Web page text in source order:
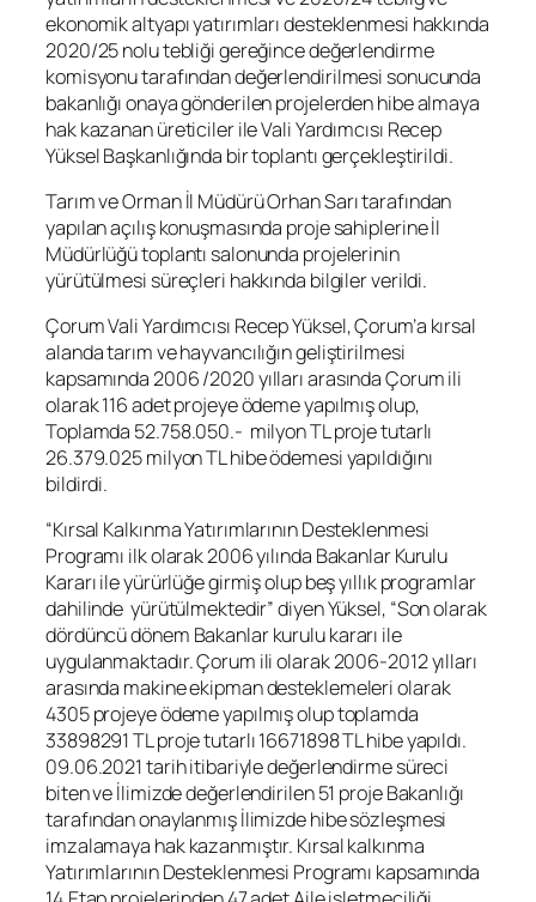
ekonomik altyapı yatırımları desteklenmesi hakkında
2020/25 nolu tebliği gereğince değerlendirme
komisyonu tarafından değerlendirilmesi sonucunda
bakanlığı onaya gönderilen projelerden hibe almaya
hak kazanan üreticiler ile Vali Yardımcısı Recep
Yüksel Başkanlığında bir toplantı gerçekleştirildi.
Tarım ve Orman İl Müdürü Orhan Sarı tarafından
yapılan açılış konuşmasında proje sahiplerine İl
Müdürlüğü toplantı salonunda projelerinin
yürütülmesi süreçleri hakkında bilgiler verildi.
Çorum Vali Yardımcısı Recep Yüksel, Çorum’a kırsal
alanda tarım ve hayvancılığın geliştirilmesi
kapsamında 2006 /2020 yılları arasında Çorum ili
olarak 116 adet projeye ödeme yapılmış olup,
Toplamda 52.758.050.- milyon TL proje tutarlı
26.379.025 milyon TL hibe ödemesi yapıldığını
bildirdi.
“Kırsal Kalkınma Yatırımlarının Desteklenmesi
Programı ilk olarak 2006 yılında Bakanlar Kurulu
Kararı ile yürürlüğe girmiş olup beş yıllık programlar
dahilinde yürütülmektedir” diyen Yüksel, “Son olarak
dördüncü dönem Bakanlar kurulu kararı ile
uygulanmaktadır. Çorum ili olarak 2006-2012 yılları
arasında makine ekipman desteklemeleri olarak
4305 projeye ödeme yapılmış olup toplamda
33898291 TL proje tutarlı 16671898 TL hibe yapıldı.
09.06.2021 tarih itibariyle değerlendirme süreci
biten ve İlimizde değerlendirilen 51 proje Bakanlığı
tarafından onaylanmış İlimizde hibe sözleşmesi
imzalamaya hak kazanmıştır. Kırsal kalkınma
Yatırımlarının Desteklenmesi Programı kapsamında